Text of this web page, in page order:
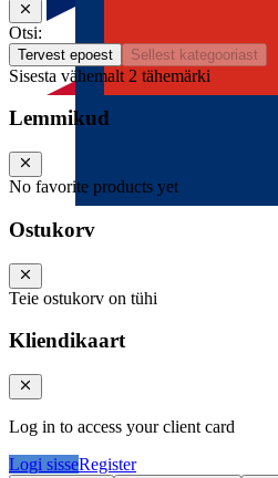
Otsi:
Tervest epoest Sellest kategooriast
Sisesta vähemalt 2 tähemärki
Lemmikud
No favorite products yet
Ostukorv
Teie ostukorv on tühi
Kliendikaart
Log in to access your client card
Logi sisseRegister